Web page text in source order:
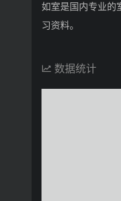
如室是国内专业的
习资料。
数据统计